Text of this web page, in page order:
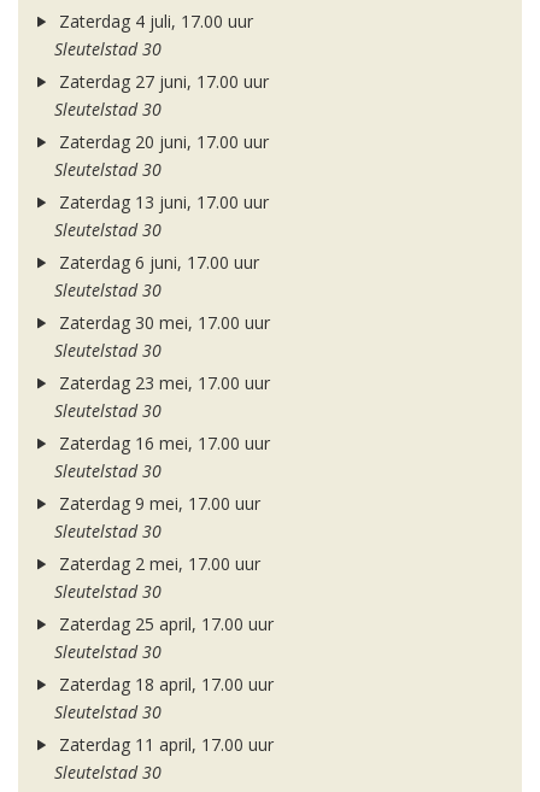
Zaterdag 4 juli, 17.00 uur
Sleutelstad 30
Zaterdag 27 juni, 17.00 uur
Sleutelstad 30
Zaterdag 20 juni, 17.00 uur
Sleutelstad 30
Zaterdag 13 juni, 17.00 uur
Sleutelstad 30
Zaterdag 6 juni, 17.00 uur
Sleutelstad 30
Zaterdag 30 mei, 17.00 uur
Sleutelstad 30
Zaterdag 23 mei, 17.00 uur
Sleutelstad 30
Zaterdag 16 mei, 17.00 uur
Sleutelstad 30
Zaterdag 9 mei, 17.00 uur
Sleutelstad 30
Zaterdag 2 mei, 17.00 uur
Sleutelstad 30
Zaterdag 25 april, 17.00 uur
Sleutelstad 30
Zaterdag 18 april, 17.00 uur
Sleutelstad 30
Zaterdag 11 april, 17.00 uur
Sleutelstad 30